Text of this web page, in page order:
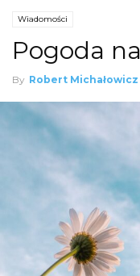
Wiadomości
Pogoda
By Robert Michałowicz